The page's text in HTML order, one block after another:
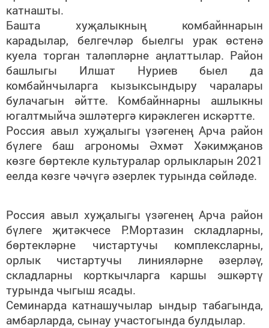
катнашты.
Башта хуҗалыкның комбайннарын
карадылар, белгечләр быелгы урак өстенә
куела торган таләпләрне аңлаттылар. Район
башлыгы Илшат Нуриев быел да
комбайнчыларга кызыксындыру чаралары
булачагын әйтте. Комбайннарны ашлыкны
югалтмыйча эшләтергә кирәклеген искәртте.
Россия авыл хуҗалыгы үзәгенең Арча район
бүлеге баш агрономы Әхмәт Хәкимҗанов
көзге бөртекле культуралар орлыкларын 2021
еелда көзге чәчүгә әзерлек турында сөйләде.
Россия авыл хуҗалыгы үзәгенең Арча район
бүлеге җитәкчесе Р.Мортазин складларны,
бөртекләрне чистартучы комплексларны,
орлык чистартучы линияләрне әзерләү,
складларны корткычларга каршы эшкәртү
турында чыгыш ясады.
Семинарда катнашучылар ындыр табагында,
амбарларда, сынау участогында булдылар.